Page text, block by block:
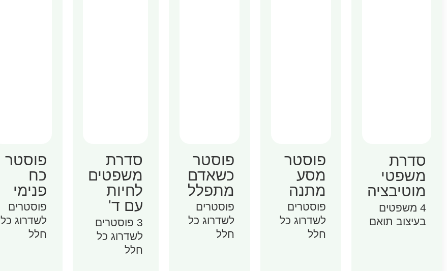
סדרת
משפטי
מוטיבציה
4 משפטים
בעיצוב תואם
פוסטר
מסע
מתנה
פוסטרים
לשדרוג כל
חלל
פוסטר
כשאדם
מתפלל
פוסטרים
לשדרוג כל
חלל
סדרת
משפטים
לחיות
עם ד'
3 פוסטרים
לשדרוג כל
חלל
פוסטר
כח
פנימי
פוסטרים
לשדרוג כל
חלל